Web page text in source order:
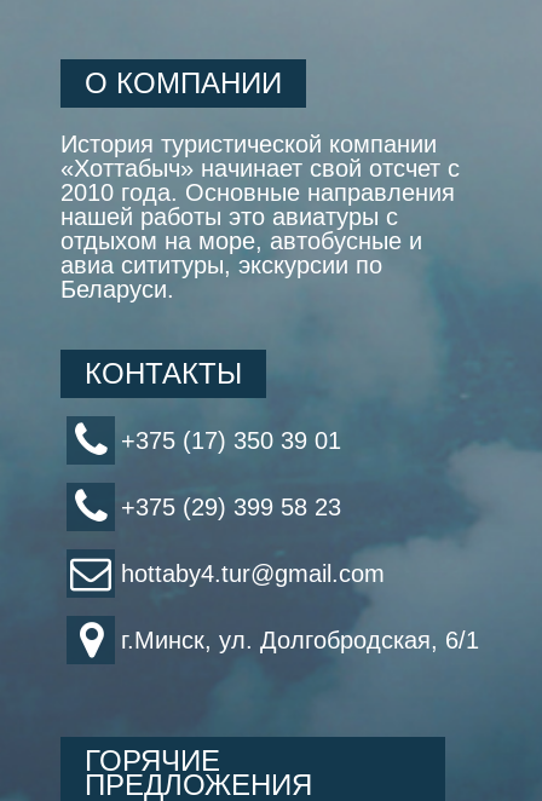
О КОМПАНИИ
История туристической компании
«Хоттабыч» начинает свой отсчет с
2010 года. Основные направления
нашей работы это авиатуры с
отдыхом на море, автобусные и
авиа сититуры, экскурсии по
Беларуси.
КОНТАКТЫ
+375 (17) 350 39 01
+375 (29) 399 58 23
hottaby4.tur@gmail.com
г.Минск, ул. Долгобродская, 6/1
ГОРЯЧИЕ
ПРЕДЛОЖЕНИЯ